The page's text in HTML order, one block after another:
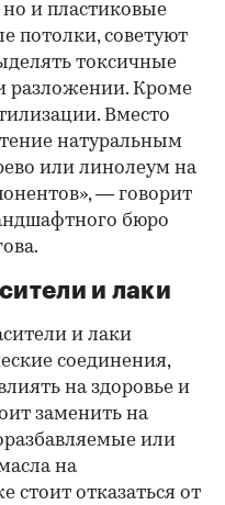
и пластиковые
потолки, советуют
токсичные
разложении. Кроме
Вместо
натуральным
или линолеум на
— говорит
бюро
и лаки
и лаки
соединения,
на здоровье и
заменить на
или
на
стоит отказаться от